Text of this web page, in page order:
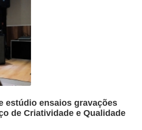
estúdio ensaios gravações
de Criatividade e Qualidade